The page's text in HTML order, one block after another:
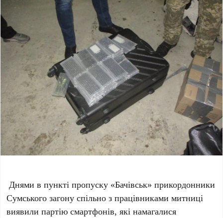
Днями в пункті пропуску «Бачівськ» прикордонники
Сумського загону спільно з працівниками митниці
виявили партію смартфонів, які намагалися